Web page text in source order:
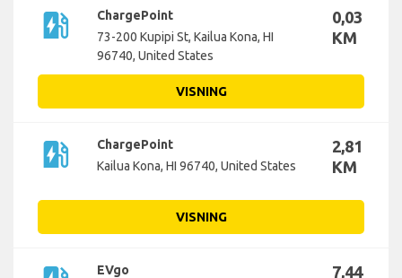
ev_station
ChargePoint
73-200 Kupipi St, Kailua Kona, HI
96740, United States
0,03
KM
VISNING
ev_station
ChargePoint
Kailua Kona, HI 96740, United States
2,81
KM
VISNING
EVgo
7,44